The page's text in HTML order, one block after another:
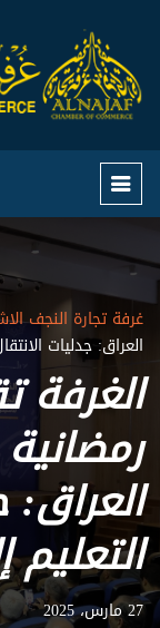
غرفة تجارة النجف
العراق: جدليات
الغرفة
العراق:
27 مارس، 2025